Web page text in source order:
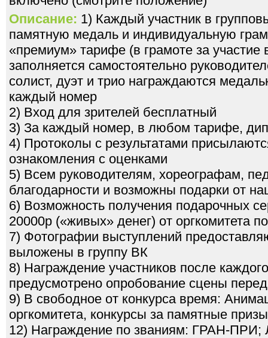
Описание: 1) Каждый участник в
памятную медаль и индивидуальную
«премиум» тарифе (в грамоте за
заполняется самостоятельно
солист, дуэт и трио награждаются
каждый номер
2) Вход для зрителей бесплатный
3) За каждый номер, в любом тарифе,
4) Протоколы с результатами
ознакомления с оценками
5) Всем руководителям, хореографам,
благодарности и возможны подарки от
6) Возможность получения подарочных
20000р («живых» денег) от оргкомитета
7) Фотографии выступлений
выложены в группу ВК
8) Награждение участников после
предусмотрено опробование сцены
9) В свободное от конкурса время:
оргкомитета, конкурсы за памятные
12) Награждение по званиям: ГРАН-ПРИ;